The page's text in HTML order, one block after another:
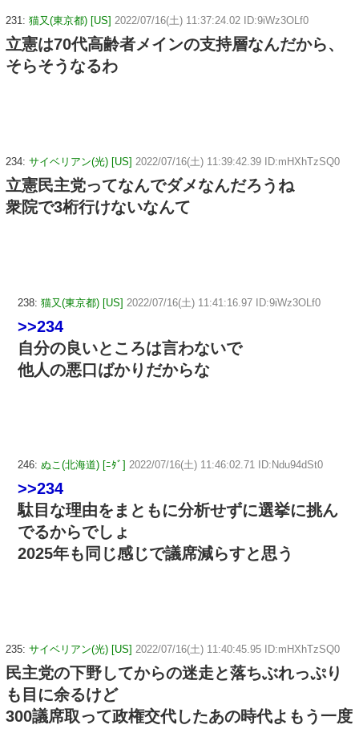
231: 猫又(東京都) [US] 2022/07/16(土) 11:37:24.02 ID:9iWz3OLf0
立憲は70代高齢者メインの支持層なんだから、
そらそうなるわ
234: サイベリアン(光) [US] 2022/07/16(土) 11:39:42.39 ID:mHXhTzSQ0
立憲民主党ってなんでダメなんだろうね
衆院で3桁行けないなんて
238: 猫又(東京都) [US] 2022/07/16(土) 11:41:16.97 ID:9iWz3OLf0
>>234
自分の良いところは言わないで
他人の悪口ばかりだからな
246: ぬこ(北海道) [ﾆﾀﾞ] 2022/07/16(土) 11:46:02.71 ID:Ndu94dSt0
>>234
駄目な理由をまともに分析せずに選挙に挑ん
でるからでしょ
2025年も同じ感じで議席減らすと思う
235: サイベリアン(光) [US] 2022/07/16(土) 11:40:45.95 ID:mHXhTzSQ0
民主党の下野してからの迷走と落ちぶれっぷり
も目に余るけど
300議席取って政権交代したあの時代よもう一度